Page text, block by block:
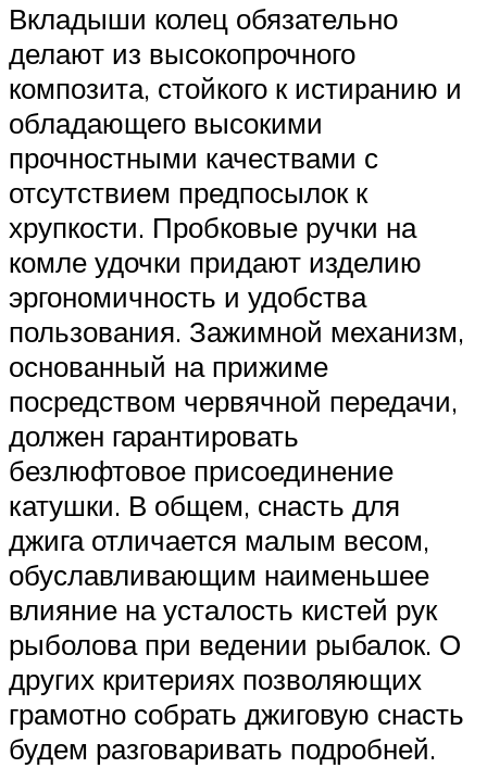
Вкладыши колец обязательно
делают из высокопрочного
композита, стойкого к истиранию и
обладающего высокими
прочностными качествами с
отсутствием предпосылок к
хрупкости. Пробковые ручки на
комле удочки придают изделию
эргономичность и удобства
пользования. Зажимной механизм,
основанный на прижиме
посредством червячной передачи,
должен гарантировать
безлюфтовое присоединение
катушки. В общем, снасть для
джига отличается малым весом,
обуславливающим наименьшее
влияние на усталость кистей рук
рыболова при ведении рыбалок. О
других критериях позволяющих
грамотно собрать джиговую снасть
будем разговаривать подробней.